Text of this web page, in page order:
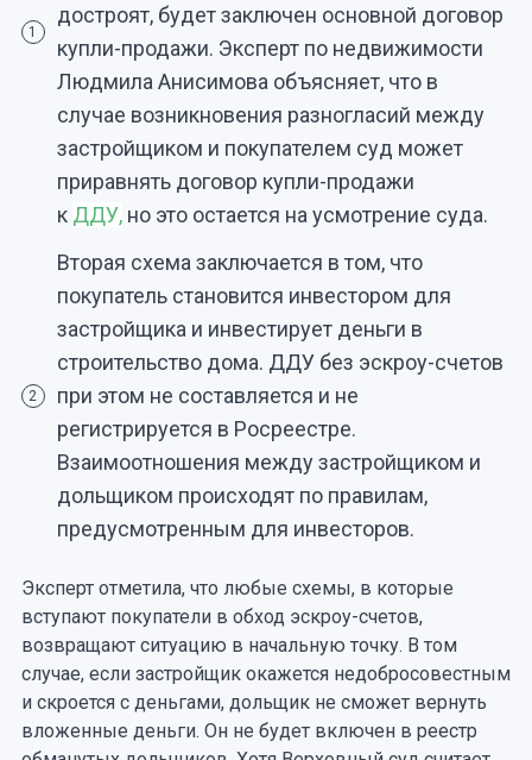
1
достроят, будет заключен основной договор
купли-продажи. Эксперт по недвижимости
Людмила Анисимова объясняет, что в
случае возникновения разногласий между
застройщиком и покупателем суд может
приравнять договор купли-продажи
к ДДУ,но это остается на усмотрение суда.
2
Вторая схема заключается в том, что
покупатель становится инвестором для
застройщика и инвестирует деньги в
строительство дома. ДДУ без эскроу-счетов
при этом не составляется и не
регистрируется в Росреестре.
Взаимоотношения между застройщиком и
дольщиком происходят по правилам,
предусмотренным для инвесторов.
Эксперт отметила, что любые схемы, в которые
вступают покупатели в обход эскроу-счетов,
возвращают ситуацию в начальную точку. В том
случае, если застройщик окажется недобросовестным
и скроется с деньгами, дольщик не сможет вернуть
вложенные деньги. Он не будет включен в реестр